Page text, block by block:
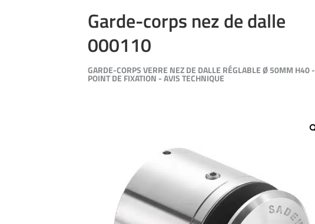
Garde-corps nez de dalle
000110
GARDE-CORPS VERRE NEZ DE DALLE RÉGLABLE Ø 50MM H40 -
POINT DE FIXATION - AVIS TECHNIQUE